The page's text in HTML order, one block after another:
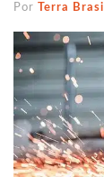
Por Terra Brasil